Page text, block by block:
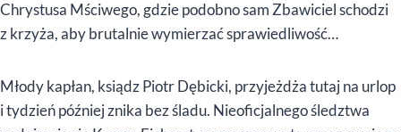
Chrystusa Mściwego, gdzie podobno sam Zbawiciel schodzi
z krzyża, aby brutalnie wymierzać sprawiedliwość…
Młody kapłan, ksiądz Piotr Dębicki, przyjeżdża tutaj na urlop
i tydzień później znika bez śladu. Nieoficjalnego śledztwa